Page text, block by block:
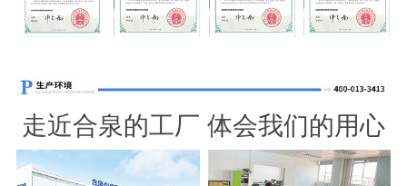
走近合泉的工厂 体会我们的用心